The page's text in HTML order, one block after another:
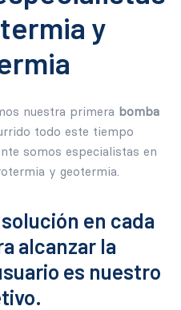
y
nuestra primera bomba
todo este tiempo
somos especialistas en
y geotermia.
en cada
alcanzar la
es nuestro